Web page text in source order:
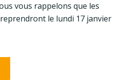
vous rappelons que les
le lundi 17 janvier